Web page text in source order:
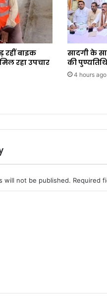
रहीं बाइक
रहा उपचार
सादगी के
की
4 hours ago
will not be published. Required